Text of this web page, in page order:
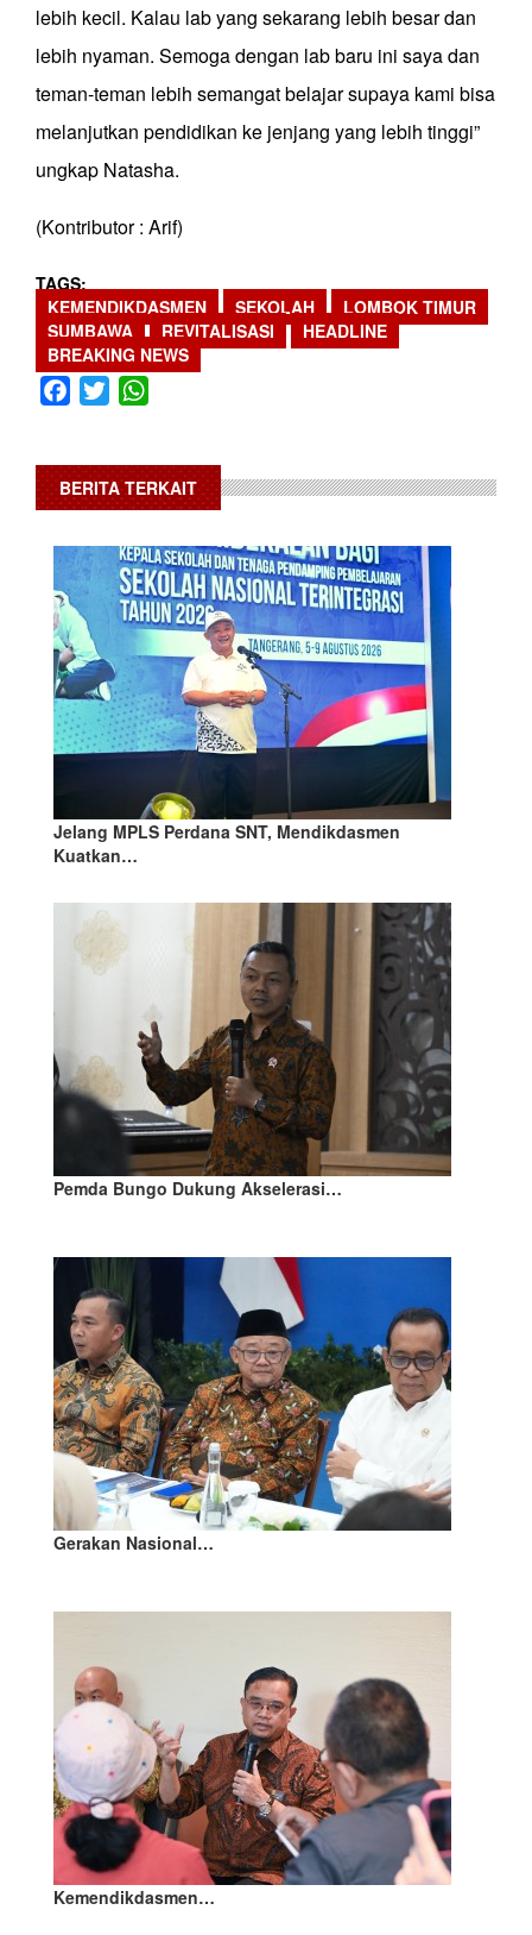
lebih kecil. Kalau lab yang sekarang lebih besar dan
lebih nyaman. Semoga dengan lab baru ini saya dan
teman-teman lebih semangat belajar supaya kami bisa
melanjutkan pendidikan ke jenjang yang lebih tinggi”
ungkap Natasha.
(Kontributor : Arif)
TAGS
KEMENDIKDASMEN
SEKOLAH
LOMBOK TIMUR
SUMBAWA
REVITALISASI
HEADLINE
BREAKING NEWS
Facebook
Twitter
BERITA TERKAIT
Jelang MPLS Perdana SNT, Mendikdasmen
Kuatkan…
Pemda Bungo Dukung Akselerasi…
Gerakan Nasional…
Kemendikdasmen…